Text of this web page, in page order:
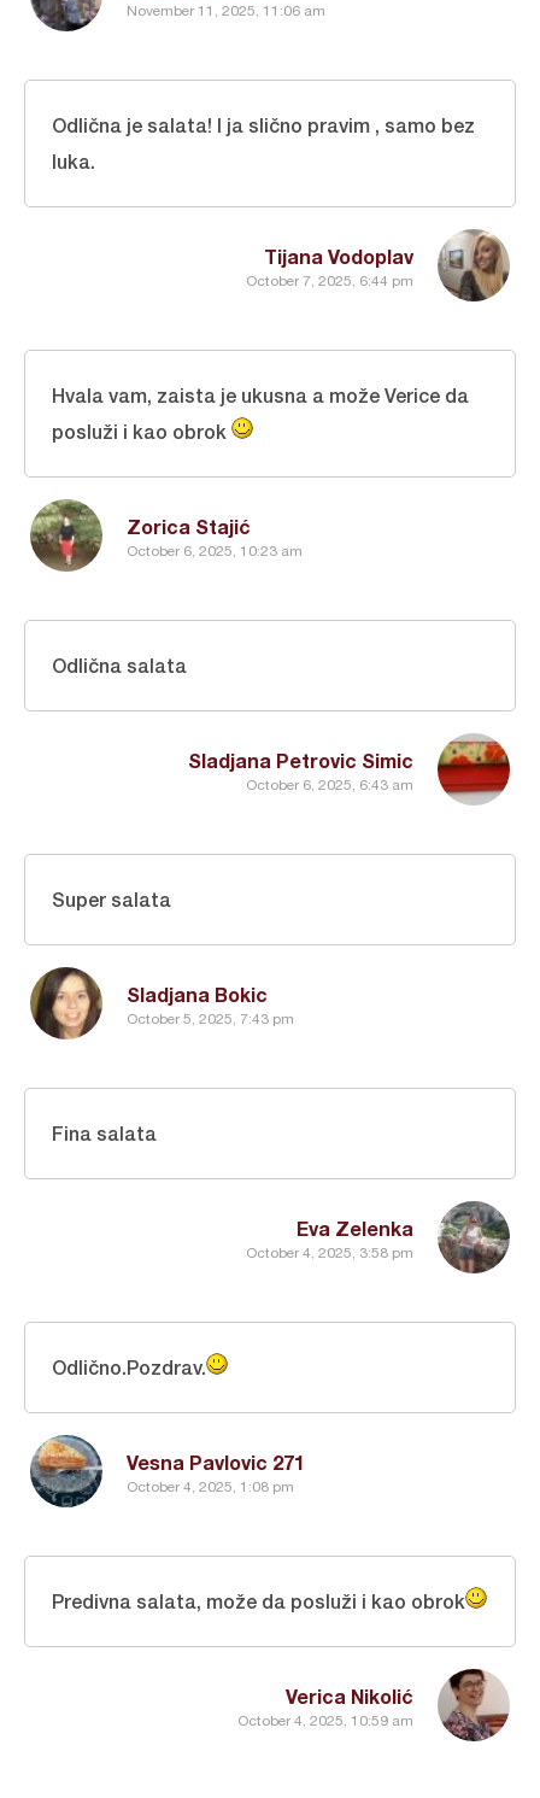
November 11, 2025, 11:06 am
Tijana Vodoplav
October 7, 2025, 6:44 pm
Odlična je salata! I ja slično pravim , samo bez
luka.
Zorica Stajić
October 6, 2025, 10:23 am
Hvala vam, zaista je ukusna a može Verice da
posluži i kao obrok
Sladjana Petrovic Simic
October 6, 2025, 6:43 am
Odlična salata
Sladjana Bokic
October 5, 2025, 7:43 pm
Super salata
Eva Zelenka
October 4, 2025, 3:58 pm
Fina salata
Vesna Pavlovic 271
October 4, 2025, 1:08 pm
Odlično.Pozdrav.
Verica Nikolić
October 4, 2025, 10:59 am
Predivna salata, može da posluži i kao obrok